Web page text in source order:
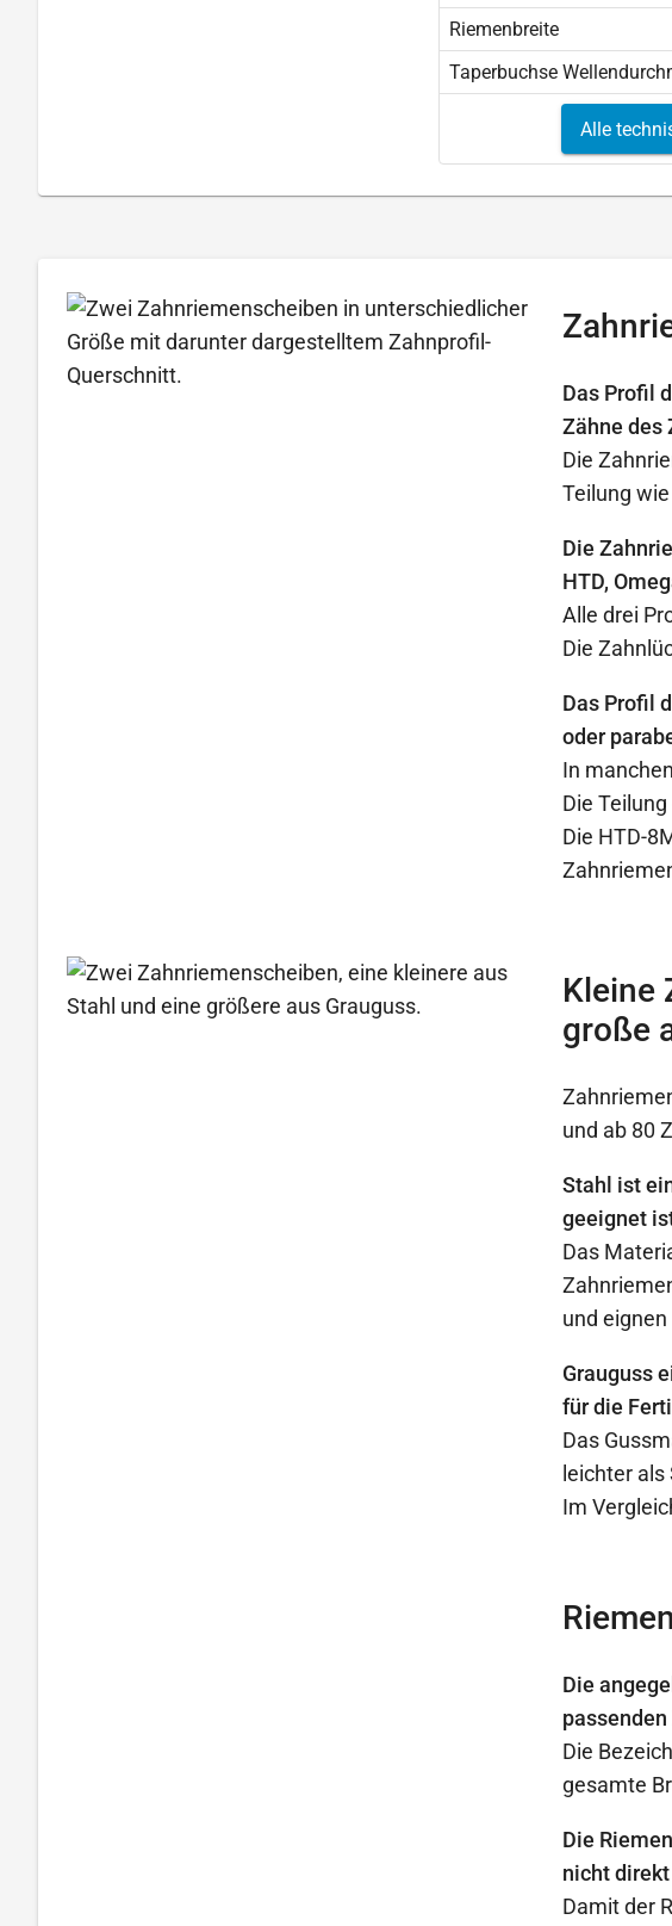
Riemenbreite
Taperbuchse
Alle
Das Profil
Zähne des
Die
Teilung
Die
HTD,
Alle drei
Die
Das Profil
oder
In
Die
Die HTD-
Kleine
große
und ab 80
Stahl ist
geeignet
Das
und
Grauguss
für die
Das
leichter
Im
Die
Die
gesamte
Die
nicht
Damit der